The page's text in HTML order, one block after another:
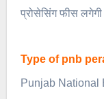
प्रोसेसिंग फीस लगेगी
Type of pnb
Punjab National